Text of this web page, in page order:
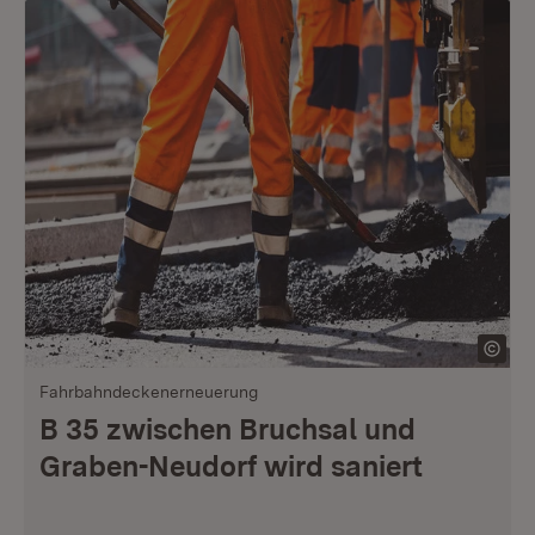
Fahrbahndeckenerneuerung
B 35 zwischen Bruchsal und
Graben-Neudorf wird saniert